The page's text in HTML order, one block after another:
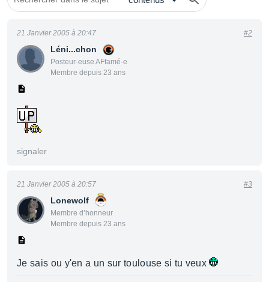
Léni...chon
Posteur·euse AFfamé·e
Membre depuis 23 ans
21 Janvier 2005 à 20:47 #2
signaler
Lonewolf
Membre d’honneur
Membre depuis 23 ans
21 Janvier 2005 à 20:57 #3
Je sais ou y'en a un sur toulouse si tu veux